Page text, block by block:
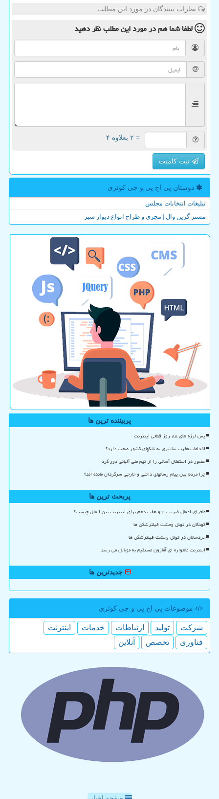
نظرات بینندگان در مورد این مطلب
لطفا شما همدر مورد این مطلبنظر دهید
= ۲ بعلاوه ۴
ثبت کامنت
دوستان پی اچ پی و جی كوئری
تبلیغات انتخابات مجلس
مستر گرین وال | مجری و طراح انواع دیوار سبز
پربیننده ترین ها
پس لرزه های ۸۸ روز قطعی اینترنت
اقدامات مخرب سایبری به بانکهای کشور صحت دارد؟
حضور در استقلال آسانی را از تیم ملی آلبانی دور کرد
چرا مردم بین پیام رسانهای داخلی و خارجی سرگردان مانده اند؟
پربحث ترین ها
ماجرای اعمال ضریب ۲ و هفت دهم برای اینترنت بین الملل چیست؟
کودکان در تونل وحشت فیلترشکن ها
خردسالان در تونل وحشت فیلترشکن ها
اینترنت ماهواره ای آمازون مستقیم به موبایل می رسد
جدیدترین ها
موضوعات پی اچ پی و جی كوئری
شركت تولید ارتباطات خدمات
اینترنت
فناوری
تخصص آنلاین